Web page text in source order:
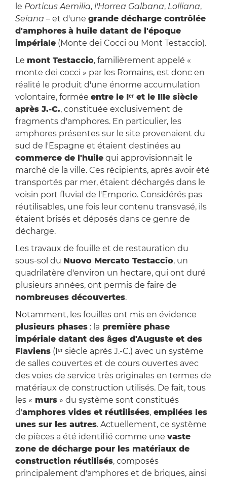
le Porticus Aemilia,l'Horrea Galbana, Lolliana,
Seiana – et d'une grande décharge contrôlée
d'amphores à huile datant de l'époque
impériale(Monte dei Cocci ou Mont Testaccio).
Le mont Testaccio, familièrement appelé «
monte dei cocci » par les Romains, est donc en
réalité le produit d'une énorme accumulation
volontaire, formée entre le Iᵉʳ et le IIIe siècle
après J.-C., constituée exclusivement de
fragments d'amphores. En particulier, les
amphores présentes sur le site provenaient du
sud de l'Espagne et étaient destinées au
commerce de l'huilequi approvisionnait le
marché de la ville. Ces récipients, après avoir été
transportés par mer, étaient déchargés dans le
voisin port fluvial de l'Emporio. Considérés pas
réutilisables, une fois leur contenu transvasé, ils
étaient brisés et déposés dans ce genre de
décharge.
Les travaux de fouille et de restauration du
sous-sol du Nuovo Mercato Testaccio, un
quadrilatère d'environ un hectare, qui ont duré
plusieurs années, ont permis de faire de
nombreuses découvertes.
Notamment, les fouilles ont mis en évidence
plusieurs phases: la première phase
impériale datant des âges d'Auguste et des
Flaviens(Iᵉʳ siècle après J.-C.) avec un système
de salles couvertes et de cours ouvertes avec
des voies de service très originales en termes de
matériaux de construction utilisés. De fait, tous
les « murs» du système sont constitués
d'amphores vides et réutilisées,empilées les
unes sur les autres. Actuellement, ce système
de pièces a été identifié comme une vaste
zone de décharge pour les matériaux de
construction réutilisés, composés
principalement d'amphores et de briques, ainsi